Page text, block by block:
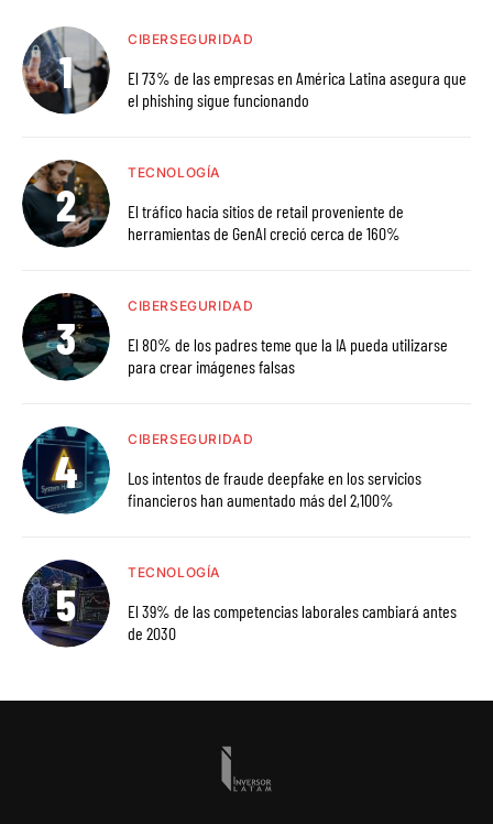
CIBERSEGURIDAD
El 73% de las empresas en América Latina asegura que
el phishing sigue funcionando
TECNOLOGÍA
El tráfico hacia sitios de retail proveniente de
herramientas de GenAI creció cerca de 160%
CIBERSEGURIDAD
El 80% de los padres teme que la IA pueda utilizarse
para crear imágenes falsas
CIBERSEGURIDAD
Los intentos de fraude deepfake en los servicios
financieros han aumentado más del 2,100%
TECNOLOGÍA
El 39% de las competencias laborales cambiará antes
de 2030